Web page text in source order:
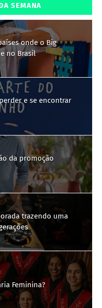
SEMANA
onde o Big
no Brasil
e se encontrar
da promoção
trazendo uma
Feminina?